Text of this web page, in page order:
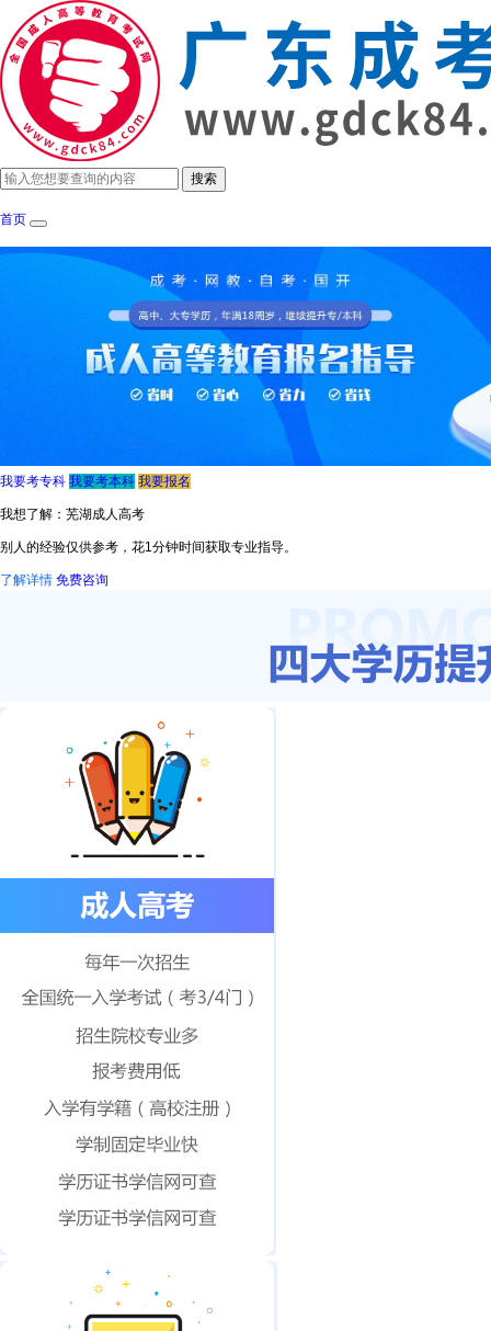
首页
招生简章 报考指南
我要考专科 我要考本科 我要报名
我想了解：芜湖成人高考
别人的经验仅供参考，花1分钟时间获取专业指导。
了解详情 免费咨询